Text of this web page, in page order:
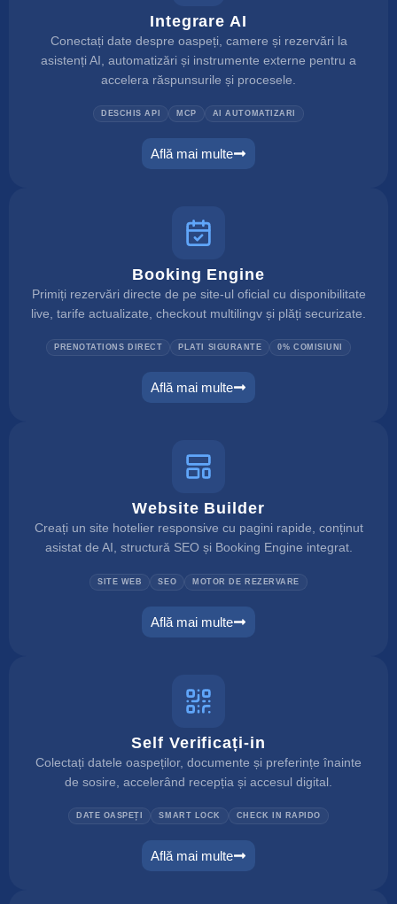
Integrare AI
Conectați date despre oaspeți, camere și rezervări la
asistenți AI, automatizări și instrumente externe pentru a
accelera răspunsurile și procesele.
DESCHIS API MCP AI AUTOMATIZARI
Află mai multe
ai integration
Booking Engine
Primiți rezervări directe de pe site-ul oficial cu disponibilitate
live, tarife actualizate, checkout multilingv și plăți securizate.
PRENOTATIONS DIRECT PLATI SIGURANTE 0% COMISIUNI
Află mai multe
booking engine
Website Builder
Creați un site hotelier responsive cu pagini rapide, conținut
asistat de AI, structură SEO și Booking Engine integrat.
SITE WEB SEO MOTOR DE REZERVARE
Află mai multe
website builder
Self Verificați-in
Colectați datele oaspeților, documente și preferințe înainte
de sosire, accelerând recepția și accesul digital.
DATE OASPEȚI SMART LOCK CHECK IN RAPIDO
Află mai multe
self check in